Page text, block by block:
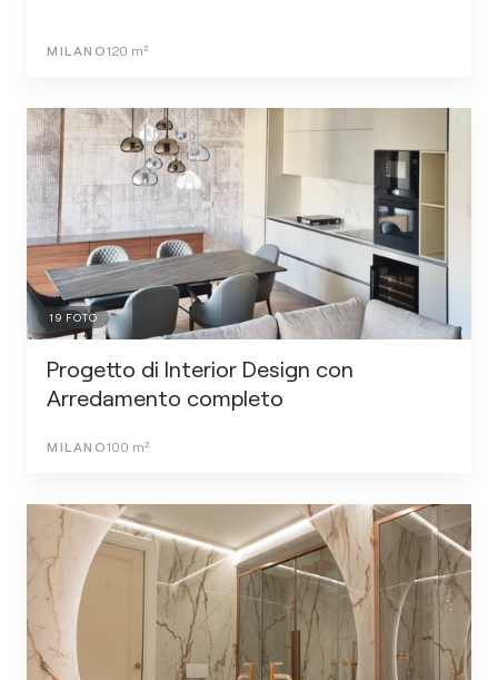
MILANO120 m²
19 FOTO
Progetto di Interior Design con
Arredamento completo
MILANO100 m²